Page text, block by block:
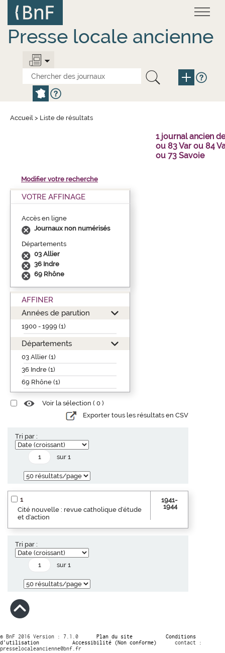
contenu
principal
Presse locale ancienne
Accueil > Liste de résultats
1 journal ancien
ou 83 Var ou 84
ou 73 Savoie
Modifier votre recherche
VOTRE AFFINAGE
Accès en ligne
Journaux non numérisés
Départements
03 Allier
36 Indre
69 Rhône
AFFINER
Années de parution
1900 - 1999 (1)
Départements
03 Allier (1)
36 Indre (1)
69 Rhône (1)
Voir la sélection ( 0 )
Exporter tous les résultats en CSV
Tri par :
sur 1
1
Cité nouvelle : revue catholique d'étude
et d'action
1941-
1944
Tri par :
sur 1
© BnF 2016 Version : 7.1.0 Plan du site
Conditions
d’utilisation
Accessibilité (Non conforme)
contact :
presselocaleancienne@bnf.fr
Panneau de gestion des cookies